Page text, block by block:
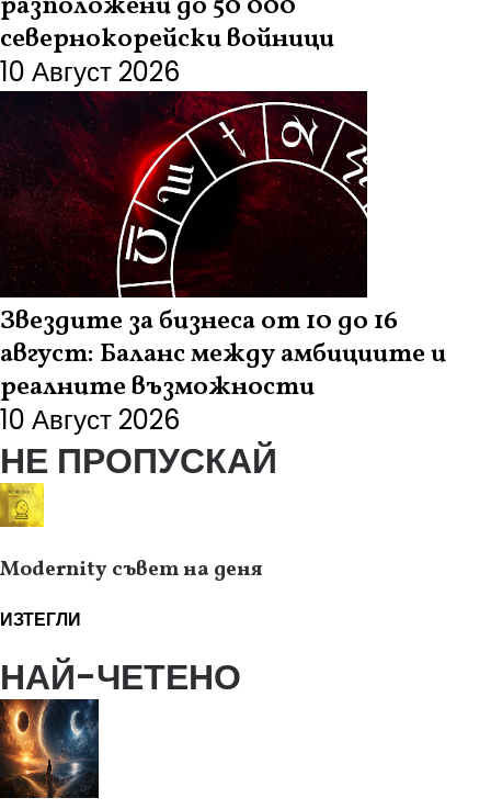
севернокорейски войници
10 Август 2026
Звездите за бизнеса от 10 до 16
август: Баланс между амбициите и
реалните възможности
10 Август 2026
НЕ ПРОПУСКАЙ
Modernity съвет на деня
ИЗТЕГЛИ
НАЙ-ЧЕТЕНО